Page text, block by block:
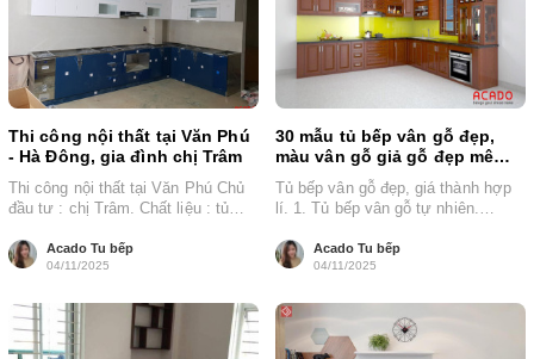
Thi công nội thất tại Văn Phú
- Hà Đông, gia đình chị Trâm
Thi công nội thất tại Văn Phú Chủ
đầu tư : chị Trâm. Chất liệu : tủ
Acado Tu bếp
04/11/2025
30 mẫu tủ bếp vân gỗ đẹp,
màu vân gỗ giả gỗ đẹp mê
mẩn
Tủ bếp vân gỗ đẹp, giá thành hợp
lí. 1. Tủ bếp vân gỗ tự nhiên.
Acado Tu bếp
04/11/2025